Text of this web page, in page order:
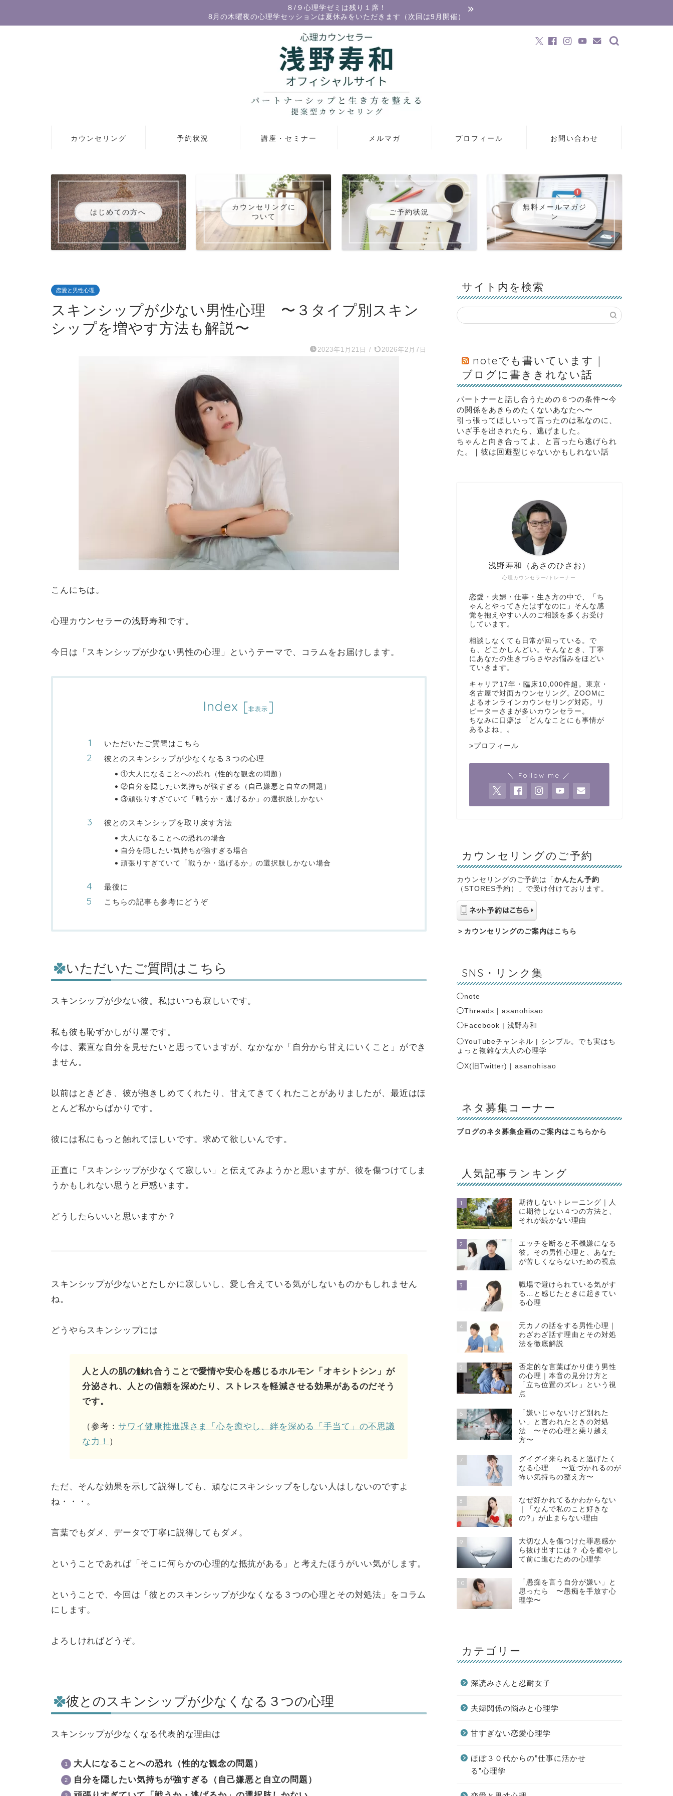
８/９心理学ゼミは残り１席！
8月の木曜夜の心理学セッションは夏休みをいただきます（次回は9月開催）
カウンセリング 予約状況 講座・セミナー メルマガ プロフィール お問い合わせ
はじめての方へ
カウンセリングに
ついて
ご予約状況
無料メールマガジ
ン
恋愛と男性心理
スキンシップが少ない男性心理 〜３タイプ別スキン
シップを増やす方法も解説〜
2023年1月21日 / 2026年2月7日
こんにちは。
心理カウンセラーの浅野寿和です。
今日は「スキンシップが少ない男性の心理」というテーマで、コラムをお届けします。
Index [非表示 ]
いただいたご質問はこちら
彼とのスキンシップが少なくなる３つの心理
①大人になることへの恐れ（性的な観念の問題）
②自分を隠したい気持ちが強すぎる（自己嫌悪と自立の問題）
③頑張りすぎていて「戦うか・逃げるか」の選択肢しかない
彼とのスキンシップを取り戻す方法
大人になることへの恐れの場合
自分を隠したい気持ちが強すぎる場合
頑張りすぎていて「戦うか・逃げるか」の選択肢しかない場合
最後に
こちらの記事も参考にどうぞ
いただいたご質問はこちら
スキンシップが少ない彼。私はいつも寂しいです。
私も彼も恥ずかしがり屋です。
今は、素直な自分を見せたいと思っていますが、なかなか「自分から甘えにいくこと」ができ
ません。
以前はときどき、彼が抱きしめてくれたり、甘えてきてくれたことがありましたが、最近はほ
とんど私からばかりです。
彼には私にもっと触れてほしいです。求めて欲しいんです。
正直に「スキンシップが少なくて寂しい」と伝えてみようかと思いますが、彼を傷つけてしま
うかもしれない思うと戸惑います。
どうしたらいいと思いますか？
スキンシップが少ないとたしかに寂しいし、愛し合えている気がしないものかもしれません
ね。
どうやらスキンシップには
人と人の肌の触れ合うことで愛情や安心を感じるホルモン「オキシトシン」が
分泌され、人との信頼を深めたり、ストレスを軽減させる効果があるのだそう
です。
（参考： サワイ健康推進課さま「心を癒やし、絆を深める「手当て」の不思議
な力！ ）
ただ、そんな効果を示して説得しても、頑なにスキンシップをしない人はしないのですよ
ね・・・。
言葉でもダメ、データで丁寧に説得してもダメ。
ということであれば「そこに何らかの心理的な抵抗がある」と考えたほうがいい気がします。
ということで、今回は「彼とのスキンシップが少なくなる３つの心理とその対処法」をコラム
にします。
よろしければどうぞ。
彼とのスキンシップが少なくなる３つの心理
スキンシップが少なくなる代表的な理由は
大人になることへの恐れ（性的な観念の問題）
自分を隠したい気持ちが強すぎる（自己嫌悪と自立の問題）
サイト内を検索
noteでも書いています｜
ブログに書ききれない話
パートナーと話し合うための６つの条件〜今
の関係をあきらめたくないあなたへ〜
引っ張ってほしいって言ったのは私なのに、
いざ手を出されたら、逃げました。
ちゃんと向き合ってよ、と言ったら逃げられ
た。｜彼は回避型じゃないかもしれない話
心理カウンセラー/トレーナー
浅野寿和（あさのひさお）
恋愛・夫婦・仕事・生き方の中で、「ち
ゃんとやってきたはずなのに」そんな感
覚を抱えやすい人のご相談を多くお受け
しています。
相談しなくても日常が回っている。で
も、どこかしんどい。そんなとき、丁寧
にあなたの生きづらさやお悩みをほどい
ていきます。
キャリア17年・臨床10,000件超。東京・
名古屋で対面カウンセリング。ZOOMに
よるオンラインカウンセリング対応。リ
ピーターさまが多いカウンセラー。
ちなみに口癖は「どんなことにも事情が
あるよね」。
>プロフィール
＼ Follow me ／
カウンセリングのご予約
カウンセリングのご予約は「 かんたん予約
（STORES予約）」で受け付けております。
＞ カウンセリングのご案内はこちら
SNS・リンク集
◯note
◯Threads | asanohisao
◯ Facebook | 浅野寿和
◯YouTubeチャンネル | シンプル。でも実はち
ょっと複雑な大人の心理学
◯X(旧Twitter) | asanohisao
ネタ募集コーナー
ブログのネタ募集企画のご案内はこちらから
人気記事ランキング
1
期待しないトレーニング｜人
に期待しない４つの方法と、
それが続かない理由
2
エッチを断ると不機嫌になる
彼。その男性心理と、あなた
が苦しくならないための視点
3
職場で避けられている気がす
る…と感じたときに起きてい
る心理
4
元カノの話をする男性心理｜
わざわざ話す理由とその対処
法を徹底解説
5
否定的な言葉ばかり使う男性
の心理｜本音の見分け方と
「立ち位置のズレ」という視
点
6
「嫌いじゃないけど別れた
い」と言われたときの対処
法 〜その心理と乗り越え
方〜
7
グイグイ来られると逃げたく
なる心理 〜近づかれるのが
怖い気持ちの整え方〜
8
なぜ好かれてるかわからない
｜「なんで私のこと好きな
の?」が止まらない理由
9
大切な人を傷つけた罪悪感か
ら抜け出すには？ 心を癒やし
て前に進むための心理学
10
「愚痴を言う自分が嫌い」と
思ったら 〜愚痴を手放す心
理学〜
カテゴリー
深読みさんと忍耐女子
夫婦関係の悩みと心理学
甘すぎない恋愛心理学
ほぼ３０代からの”仕事に活かせ
る”心理学